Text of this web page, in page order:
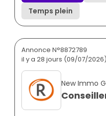
Temps plein
Annonce N°8872789
il y a 28 jours (09/07/2026)
New Immo